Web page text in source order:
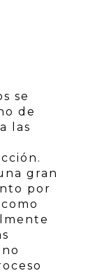
se
de
las
gran
por